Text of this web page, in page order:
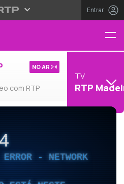
Entrar
com RTP
NO AR
TV
RTP
- NETWORK